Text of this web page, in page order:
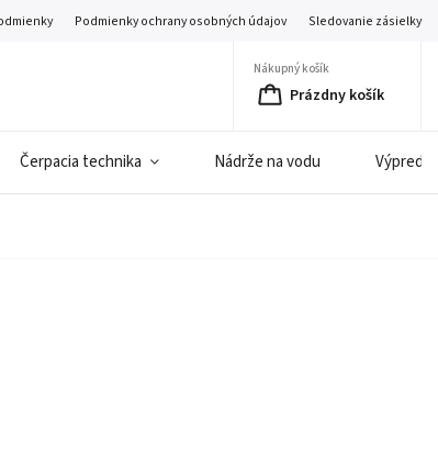
Podmienky ochrany osobných údajov Sledovanie zásielky
Nákupný košík
Prázdny košík
Čerpacia technika Nádrže na vodu